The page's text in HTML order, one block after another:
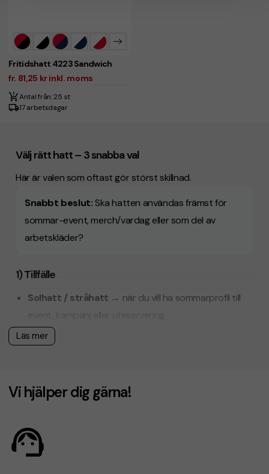
Fritidshatt 4223 Sandwich
fr. 81,25 kr inkl. moms
Antal från: 25 st
17 arbetsdagar
Välj rätt hatt – 3 snabba val
Här är valen som oftast gör störst skillnad.
Snabbt beslut: Ska hatten användas främst för
sommar-event,merch/vardageller som del av
arbetskläder?
1) Tillfälle
Solhatt / stråhatt → när du vill ha sommarprofil till
Fritidshatt / bucket
arbetskläder och ska tåla mer.
2) Material & känsla
Textil (t.ex. bomull/polyester)
Läs mer
Vi hjälper dig gärna!